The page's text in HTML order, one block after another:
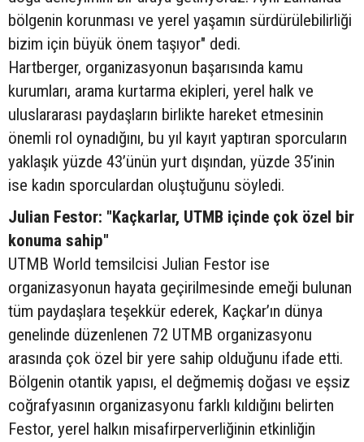
bölgenin korunması ve yerel yaşamın sürdürülebilirliği
bizim için büyük önem taşıyor" dedi.
Hartberger, organizasyonun başarısında kamu
kurumları, arama kurtarma ekipleri, yerel halk ve
uluslararası paydaşların birlikte hareket etmesinin
önemli rol oynadığını, bu yıl kayıt yaptıran sporcuların
yaklaşık yüzde 43’ünün yurt dışından, yüzde 35’inin
ise kadın sporculardan oluştuğunu söyledi.
Julian Festor: "Kaçkarlar, UTMB içinde çok özel bir
konuma sahip"
UTMB World temsilcisi Julian Festor ise
organizasyonun hayata geçirilmesinde emeği bulunan
tüm paydaşlara teşekkür ederek, Kaçkar’ın dünya
genelinde düzenlenen 72 UTMB organizasyonu
arasında çok özel bir yere sahip olduğunu ifade etti.
Bölgenin otantik yapısı, el değmemiş doğası ve eşsiz
coğrafyasının organizasyonu farklı kıldığını belirten
Festor, yerel halkın misafirperverliğinin etkinliğin